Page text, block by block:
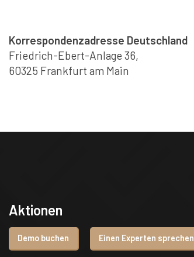
Korrespondenzadresse Deutschland
Friedrich-Ebert-Anlage 36,
60325 Frankfurt am Main
Aktionen
Demo buchen Einen Experten sprechen